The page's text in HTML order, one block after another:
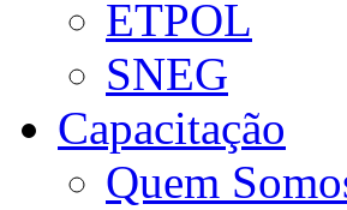
ETPOL
SNEG
Capacitação
Quem